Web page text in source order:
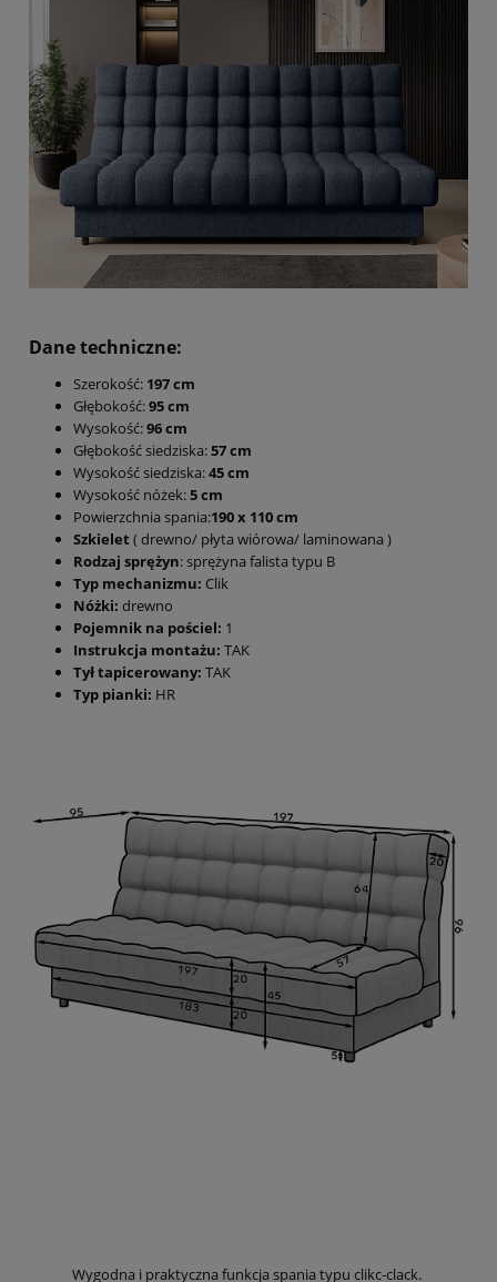
Dane techniczne:
Szerokość: 197 cm
Głębokość:95 cm
Wysokość:96 cm
Głębokość siedziska:57 cm
Wysokość siedziska:45 cm
Wysokość nóżek:5 cm
Powierzchnia spania:190 x 110 cm
Szkielet ( drewno/ płyta wiórowa/ laminowana )
Rodzaj sprężyn: sprężyna falista typu B
Typ mechanizmu: Clik
Nóżki: drewno
Pojemnik na pościel: 1
Instrukcja montażu: TAK
Tył tapicerowany: TAK
Typ pianki: HR
Wygodna i praktyczna funkcja spania typu clikc-clack.